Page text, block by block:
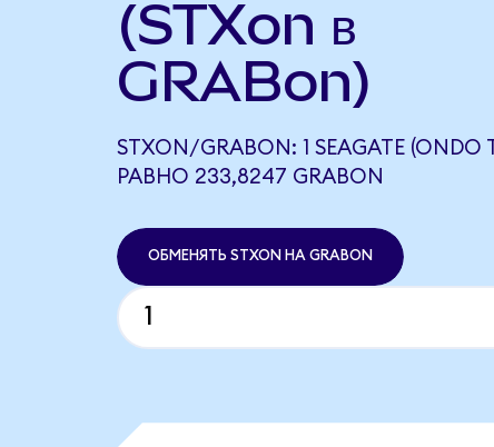
(STXon в
GRABon)
STXON/GRABON: 1 SEAGATE (ONDO
РАВНО 233,8247 GRABON
ОБМЕНЯТЬ STXON НА GRABON